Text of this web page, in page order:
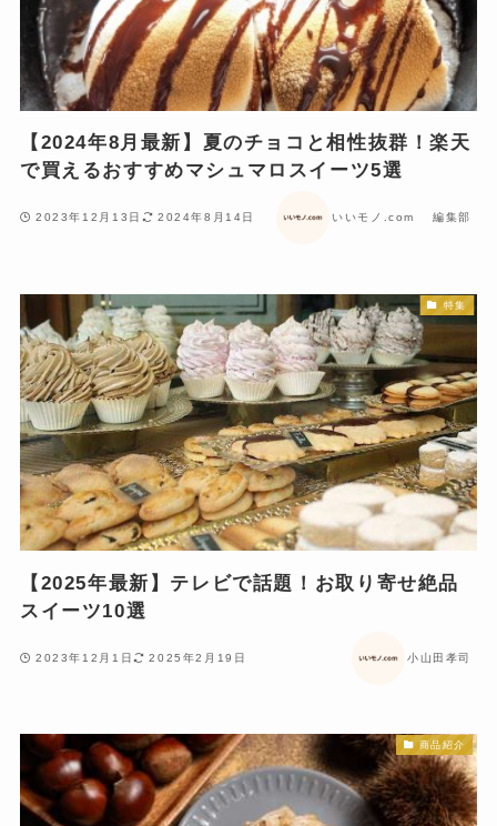
【2024年8月最新】夏のチョコと相性抜群！楽天
で買えるおすすめマシュマロスイーツ5選
2023年12月13日 2024年8月14日 いいモノ.com 編集部
特集
【2025年最新】テレビで話題！お取り寄せ絶品
スイーツ10選
2023年12月1日 2025年2月19日 小山田孝司
商品紹介